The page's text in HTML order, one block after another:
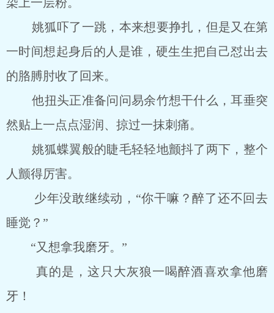
姚狐吓了一跳，本来想要挣扎，但是又在第
一时间想起身后的人是谁，硬生生把自己怼出去
的胳膊肘收了回来。
他扭头正准备问问易余竹想干什么，耳垂突
然贴上一点点湿润、掠过一抹刺痛。
姚狐蝶翼般的睫毛轻轻地颤抖了两下，整个
人颤得厉害。
少年没敢继续动，“你干嘛？醉了还不回去
睡觉？”
“又想拿我磨牙。”
真的是，这只大灰狼一喝醉酒喜欢拿他磨
牙！